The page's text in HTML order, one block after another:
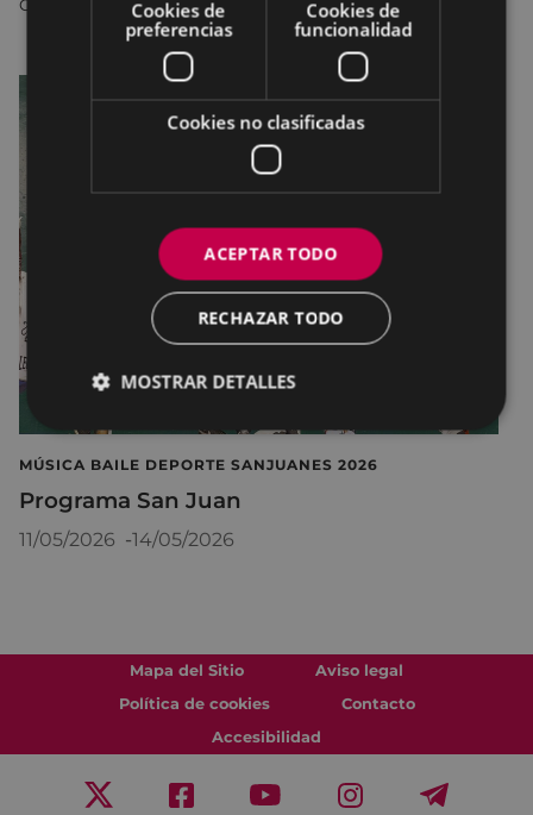
COLISEO ANTZOKIA
MÚSICA BAILE DEPORTE SANJUANES 2026
Programa San Juan
11/05/2026 -14/05/2026
Mapa del Sitio
Aviso legal
Política de cookies
Contacto
Accesibilidad
Cookies de
preferencias
Cookies de
funcionalidad
Cookies no clasificadas
ACEPTAR TODO
RECHAZAR TODO
MOSTRAR DETALLES